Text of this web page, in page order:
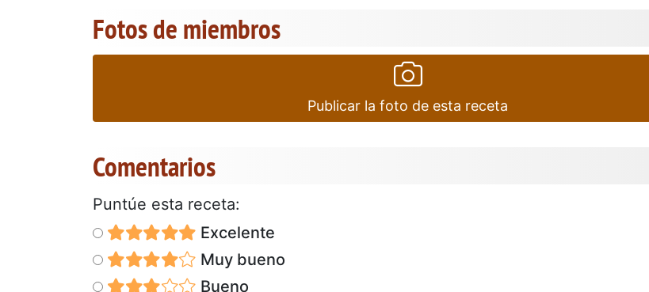
Fotos de miembros
Publicar la foto de esta receta
Comentarios
Puntúe esta receta:
Excelente
Muy bueno
Bueno